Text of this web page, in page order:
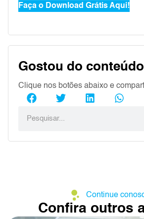
Faça o Download Grátis Aqui!
Gostou do
Clique nos botões abaixo e
Continue
Confira outros